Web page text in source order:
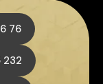
76
232